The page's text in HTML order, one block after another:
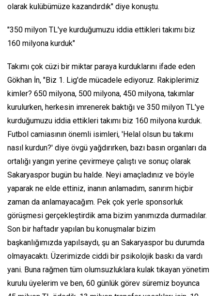
olarak kulübümüze kazandırdık" diye konuştu.
"350 milyon TL'ye kurduğumuzu iddia ettikleri takımı biz
160 milyona kurduk"
Takımı çok cüzi bir miktar paraya kurduklarını ifade eden
Gökhan İn, "Biz 1. Lig'de mücadele ediyoruz. Rakiplerimiz
kimler? 650 milyona, 500 milyona, 450 milyona, takımlar
kurulurken, herkesin imrenerek baktığı ve 350 milyon TL'ye
kurduğumuzu iddia ettikleri takımı biz 160 milyona kurduk.
Futbol camiasının önemli isimleri, 'Helal olsun bu takımı
nasıl kurdun?' diye övgü yağdırırken, bazı basın organları da
ortalığı yangın yerine çevirmeye çalıştı ve sonuç olarak
Sakaryaspor bugün bu halde. Neyi amaçladınız ve böyle
yaparak ne elde ettiniz, inanın anlamadım, sanırım hiçbir
zaman da anlamayacağım. Pek çok yerle sponsorluk
görüşmesi gerçekleştirdik ama bizim yanımızda durmadılar.
Son bir haftadır yapılan bu konuşmalar bizim
başkanlığımızda yapılsaydı, şu an Sakaryaspor bu durumda
olmayacaktı. Üzerimizde ciddi bir psikolojik baskı da vardı
yani. Buna rağmen tüm olumsuzluklara kulak tıkayan yönetim
kurulu üyelerim ve ben, 60 günlük görev süremiz boyunca